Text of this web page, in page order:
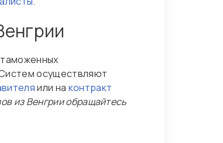
осуществляют
или на контракт
из Венгрии обращайтесь